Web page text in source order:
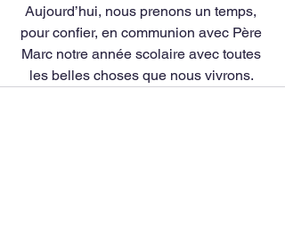
Aujourd’hui, nous prenons un temps,
pour confier, en communion avec Père
Marc notre année scolaire avec toutes
les belles choses que nous vivrons.